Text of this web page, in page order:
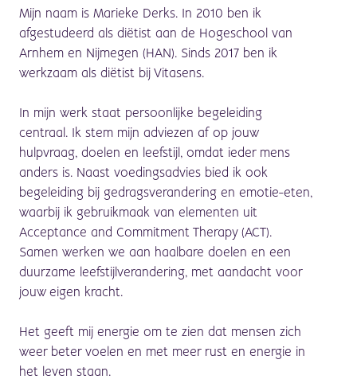
Mijn naam is Marieke Derks. In 2010 ben ik
afgestudeerd als diëtist aan de Hogeschool van
Arnhem en Nijmegen (HAN). Sinds 2017 ben ik
werkzaam als diëtist bij Vitasens.
In mijn werk staat persoonlijke begeleiding
centraal. Ik stem mijn adviezen af op jouw
hulpvraag, doelen en leefstijl, omdat ieder mens
anders is. Naast voedingsadvies bied ik ook
begeleiding bij gedragsverandering en emotie-eten,
waarbij ik gebruikmaak van elementen uit
Acceptance and Commitment Therapy (ACT).
Samen werken we aan haalbare doelen en een
duurzame leefstijlverandering, met aandacht voor
jouw eigen kracht.
Het geeft mij energie om te zien dat mensen zich
weer beter voelen en met meer rust en energie in
het leven staan.